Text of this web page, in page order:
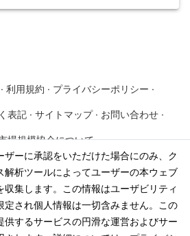
ーに承認をいただけた場合にのみ、ク
解析ツールによってユーザーの本ウェブ
集します。この情報はユーザビリティ
定され個人情報は一切含みません。この
供するサービスの円滑な運営およびサー
· 利用規約 · プライバシーポリシー ·
表記 · サイトマップ · お問い合わせ ·
場規模協会について
社団法人 日本市場規模協会